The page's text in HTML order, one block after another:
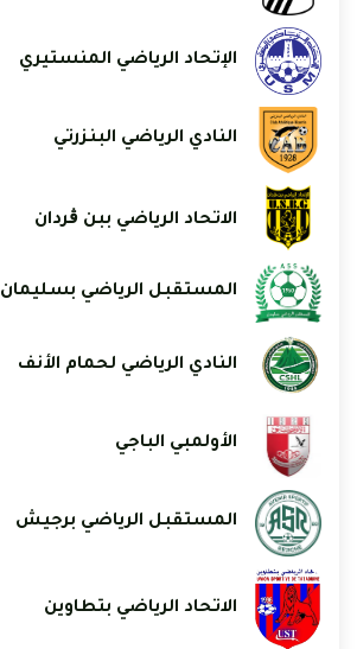
الإتحاد الرياضي المنستيري
النادي الرياضي البنزرتي
الاتحاد الرياضي ببن ڨردان
المستقبل الرياضي بسليمان
النادي الرياضي لحمام الأنف
الأولمبي الباجي
المستقبل الرياضي برجيش
الاتحاد الرياضي بتطاوين